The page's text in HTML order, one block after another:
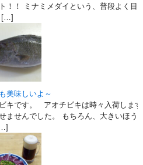
！！ ミナミメダイという、普段よく目
[…]
美味しいよ～
です。 アオチビキは時々入荷します
ませんでした。 もちろん、大きいほう